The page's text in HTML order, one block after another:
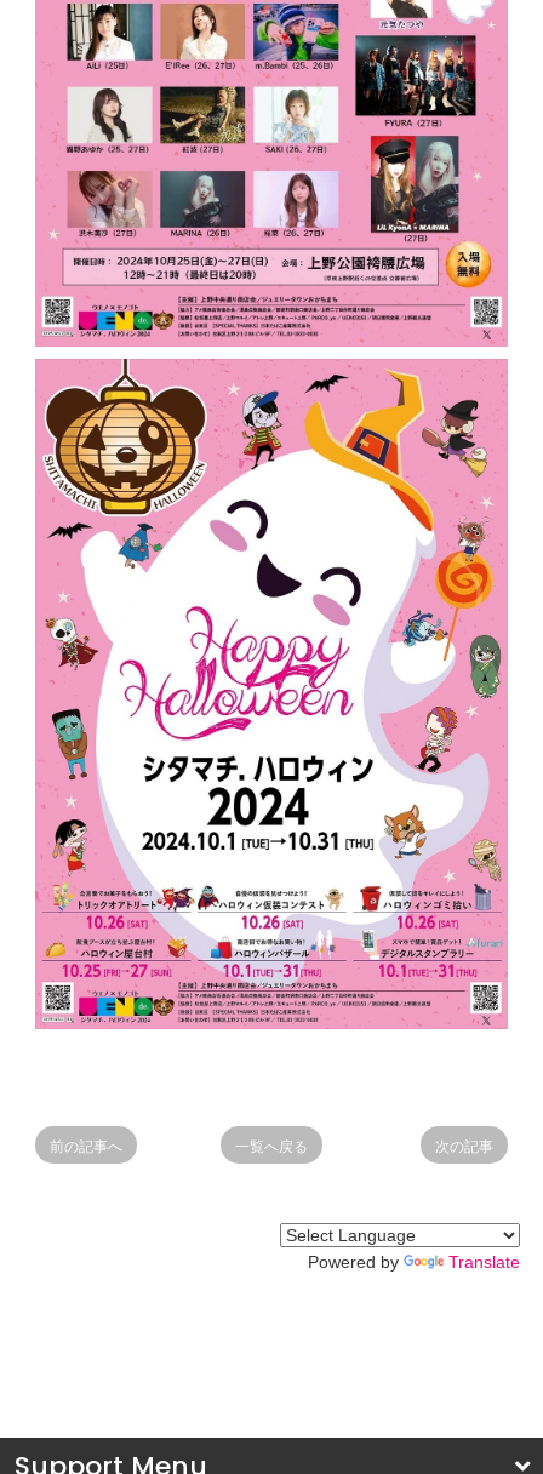
次の記事
一覧へ戻る
前の記事へ
Powered by Translate
Support Menu